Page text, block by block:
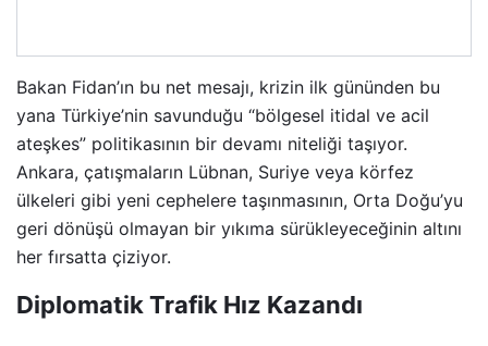
Bakan Fidan’ın bu net mesajı, krizin ilk gününden bu
yana Türkiye’nin savunduğu “bölgesel itidal ve acil
ateşkes” politikasının bir devamı niteliği taşıyor.
Ankara, çatışmaların Lübnan, Suriye veya körfez
ülkeleri gibi yeni cephelere taşınmasının, Orta Doğu’yu
geri dönüşü olmayan bir yıkıma sürükleyeceğinin altını
her fırsatta çiziyor.
Diplomatik Trafik Hız Kazandı